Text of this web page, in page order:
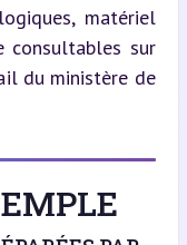
matériel
consultables sur
du ministère de